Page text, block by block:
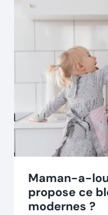
Maman-a-
propose ce
modernes ?